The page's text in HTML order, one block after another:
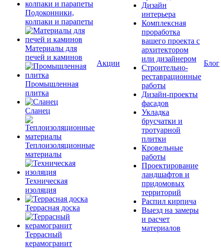
Подоконники,
колпаки и парапеты
Материалы для
печей и каминов
Промышленная
плитка
Сланец
Теплоизоляционные
материалы
Техническая
изоляция
Террасная доска
Террасный
керамогранит
Акции
Дизайн
интерьера
Комплексная
проработка
вашего проекта с
архитектором
или дизайнером
Строительно-
реставрационные
работы
Дизайн-проекты
фасадов
Укладка
брусчатки и
тротуарной
плитки
Кровельные
работы
Проектирование
ландшафтов и
придомовых
территорий
Распил кирпича
Выезд на замеры
и расчет
материалов
Блог